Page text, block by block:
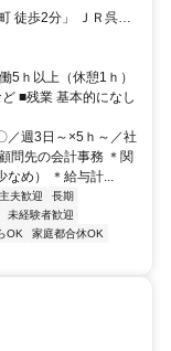
5ｈ以上（休憩1ｈ）
■残業 基本的になし
／週3日～×5ｈ～／社
問先の会計事務 ＊関
め） ＊給与計...
夫歓迎
長期
未経験者歓迎
OK
家庭都合休OK